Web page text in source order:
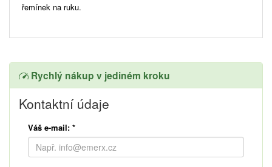
řemínek na ruku.
Rychlý nákup v jediném kroku
Kontaktní údaje
Váš e-mail: *